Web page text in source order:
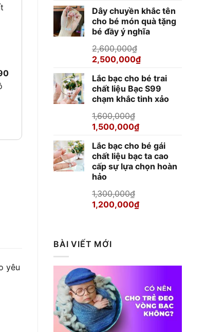
là:
850,000₫.là:
Dây chuyền khắc tên
cho bé món quà tặng
bé đầy ý nghĩa
2,600,000₫
Giá
là:
2,600,000₫.
2,500,000₫Giá
tại
là:
2,500,000₫.
Lắc bạc cho bé trai
chất liệu Bạc S99
chạm khắc tinh xảo
1,600,000₫
Giá
là:
1,600,000₫.
1,500,000₫Giá
tại
là:
1,500,000₫.
Lắc bạc cho bé gái
chất liệu bạc ta cao
cấp sự lựa chọn hoàn
hảo
1,300,000₫
Giá
1,200,000₫Giá
BÀI VIẾT MỚI
yêu